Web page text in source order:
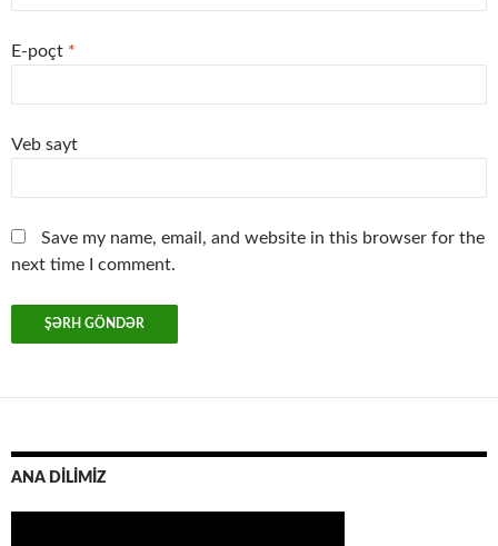
E-poçt *
Veb sayt
Save my name, email, and website in this browser for the
next time I comment.
ANA DİLİMİZ